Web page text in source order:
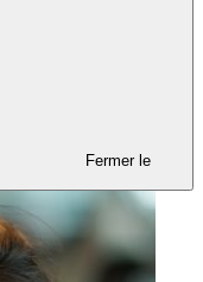
Fermer le